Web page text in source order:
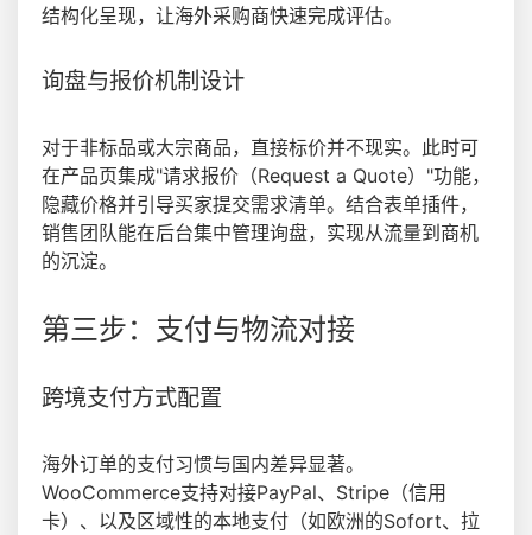
结构化呈现，让海外采购商快速完成评估。
询盘与报价机制设计
对于非标品或大宗商品，直接标价并不现实。此时可
在产品页集成"请求报价（Request a Quote）"功能，
隐藏价格并引导买家提交需求清单。结合表单插件，
销售团队能在后台集中管理询盘，实现从流量到商机
的沉淀。
第三步：支付与物流对接
跨境支付方式配置
海外订单的支付习惯与国内差异显著。
WooCommerce支持对接PayPal、Stripe（信用
卡）、以及区域性的本地支付（如欧洲的Sofort、拉